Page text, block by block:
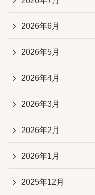
2026年6月
2026年5月
2026年4月
2026年3月
2026年2月
2026年1月
2025年12月